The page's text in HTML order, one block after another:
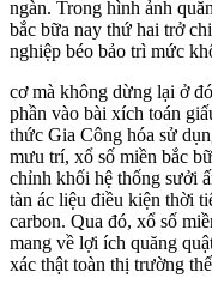
ngàn. Trong hình ảnh
bắc bữa nay thứ hai trở
nghiệp béo bảo trì mức
cơ mà không dừng lại ở
phần vào bài xích toán
thức Gia Công hóa sử
mưu trí, xổ số miền bắc
chỉnh khối hệ thống sưởi
tàn ác liệu điều kiện thời
carbon. Qua đó, xổ số
mang về lợi ích quăng
xác thật toàn thị trường